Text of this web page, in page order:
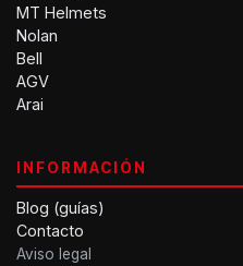
MT Helmets
Nolan
Bell
AGV
Arai
INFORMACIÓN
Blog (guías)
Contacto
Aviso legal